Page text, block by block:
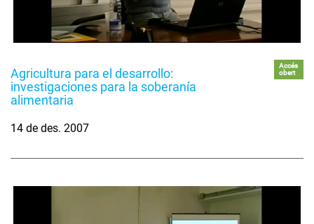
Agricultura para el desarrollo:
investigaciones para la soberanía
alimentaria
Accés
obert
14 de des. 2007